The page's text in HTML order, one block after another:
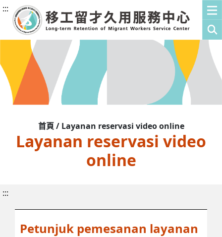
:::
首頁 / Layanan reservasi video online
Layanan reservasi video
online
:::
Petunjuk pemesanan layanan